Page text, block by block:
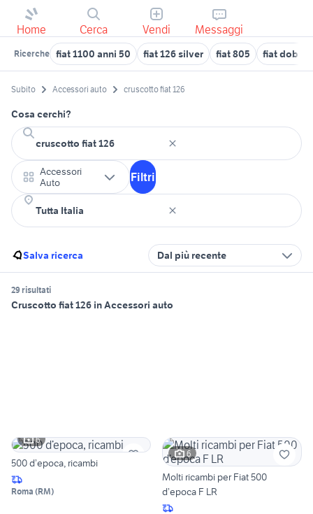
Home Cerca Vendi Messaggi
Ricerche fiat 1100 anni 50 fiat 126 silver fiat 805 fiat doblo
Subito Accessori auto cruscotto fiat 126
Cosa cerchi?
Accessori
Auto
Filtri
Salva ricerca Dal più recente
29 risultati
Cruscotto fiat 126 in Accessori auto
6
500 d’epoca, ricambi
Roma (RM)
6
Molti ricambi per Fiat 500
d’epoca F LR